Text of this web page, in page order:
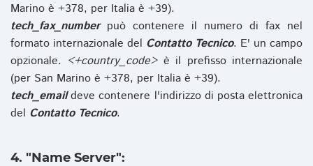
Marino è +378, per Italia è +39).
tech_fax_numberpuò contenere il numero di fax nel
formato internazionale del Contatto Tecnico. E' un campo
opzionale. <+country_code>è il prefisso internazionale
(per San Marino è +378, per Italia è +39).
tech_emaildeve contenere l'indirizzo di posta elettronica
del Contatto Tecnico.
4. "Name Server":